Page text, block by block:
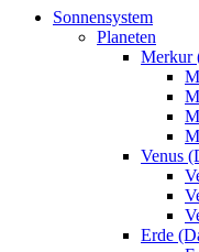
Sonnensystem
Planeten
Merkur
Venus
Erde